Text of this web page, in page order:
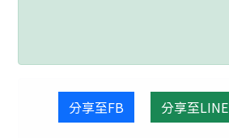
分享至FB 分享至LINE